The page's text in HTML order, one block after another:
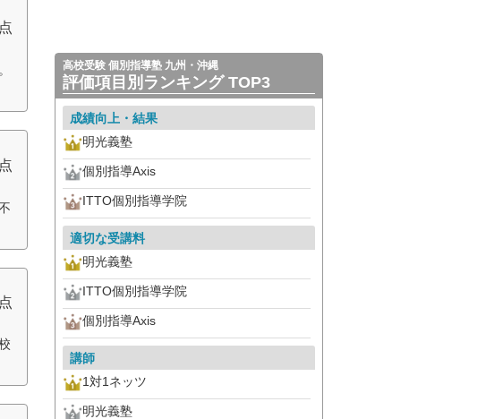
点
点
点
高校受験 個別指導塾 九州・沖縄
評価項目別ランキング TOP3
成績向上・結果
明光義塾
個別指導Axis
ITTO個別指導学院
適切な受講料
明光義塾
ITTO個別指導学院
個別指導Axis
講師
1対1ネッツ
明光義塾